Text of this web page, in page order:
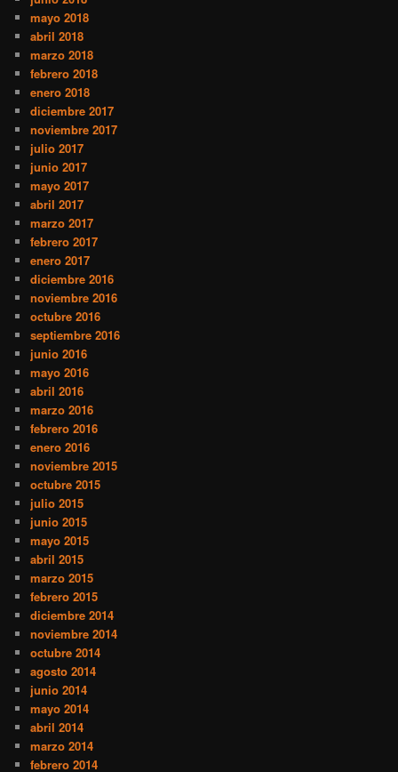
mayo 2018
abril 2018
marzo 2018
febrero 2018
enero 2018
diciembre 2017
noviembre 2017
julio 2017
junio 2017
mayo 2017
abril 2017
marzo 2017
febrero 2017
enero 2017
diciembre 2016
noviembre 2016
octubre 2016
septiembre 2016
junio 2016
mayo 2016
abril 2016
marzo 2016
febrero 2016
enero 2016
noviembre 2015
octubre 2015
julio 2015
junio 2015
mayo 2015
abril 2015
marzo 2015
febrero 2015
diciembre 2014
noviembre 2014
octubre 2014
agosto 2014
junio 2014
mayo 2014
abril 2014
marzo 2014
febrero 2014